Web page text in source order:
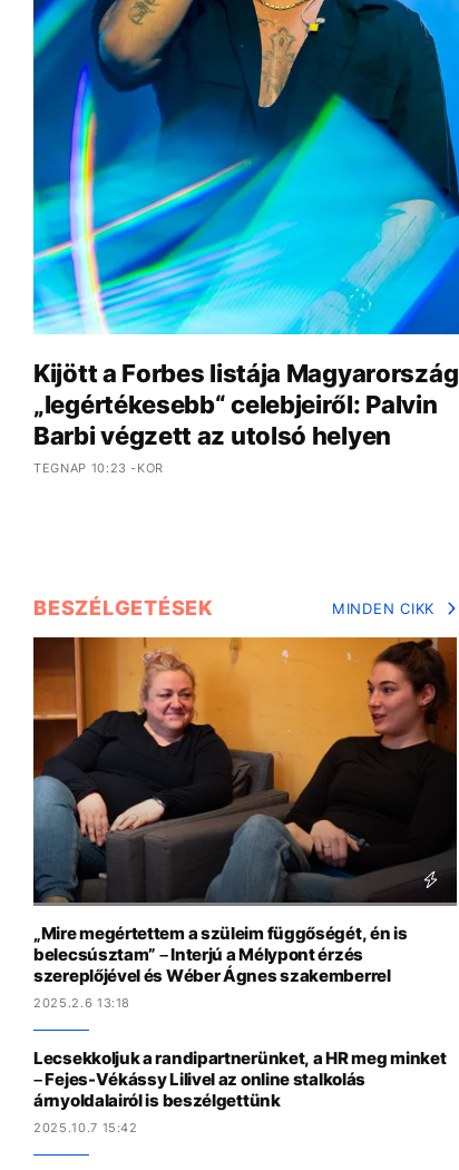
Kijött a Forbes listája Magyarország
„legértékesebb“ celebjeiről: Palvin
Barbi végzett az utolsó helyen
TEGNAP 10:23 -KOR
BESZÉLGETÉSEK MINDEN CIKK
„Mire megértettem a szüleim függőségét, én is
belecsúsztam” – Interjú a Mélypont érzés
szereplőjével és Wéber Ágnes szakemberrel
2025.2.6 13:18
Lecsekkoljuk a randipartnerünket, a HR meg minket
– Fejes-Vékássy Lilivel az online stalkolás
árnyoldalairól is beszélgettünk
2025.10.7 15:42